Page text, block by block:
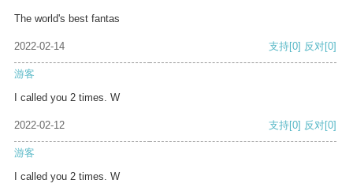
The world's best fantas
2022-02-14 支持[0] 反对[0]
游客
I called you 2 times. W
2022-02-12 支持[0] 反对[0]
游客
I called you 2 times. W